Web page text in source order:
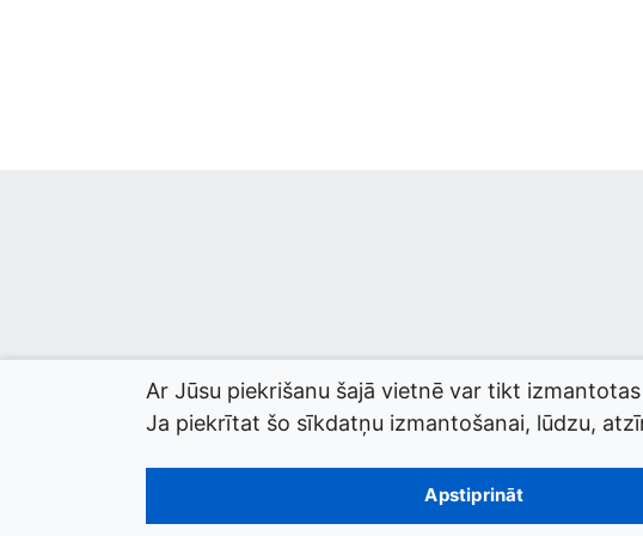
© 2026 termini.gov.lv. Izstrādātājs:
Ar Jūsu piekrišanu šajā vietnē var tikt
Ja piekrītat šo sīkdatņu izmantošanai, lūdzu,
Apstiprināt